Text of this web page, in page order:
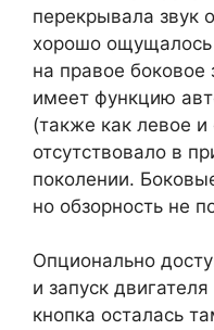
перекрывала звук
хорошо ощущалось
на правое боковое
имеет функцию
(также как левое
отсутствовало в
поколении.
но обзорность не
Опционально
и запуск
кнопка осталась